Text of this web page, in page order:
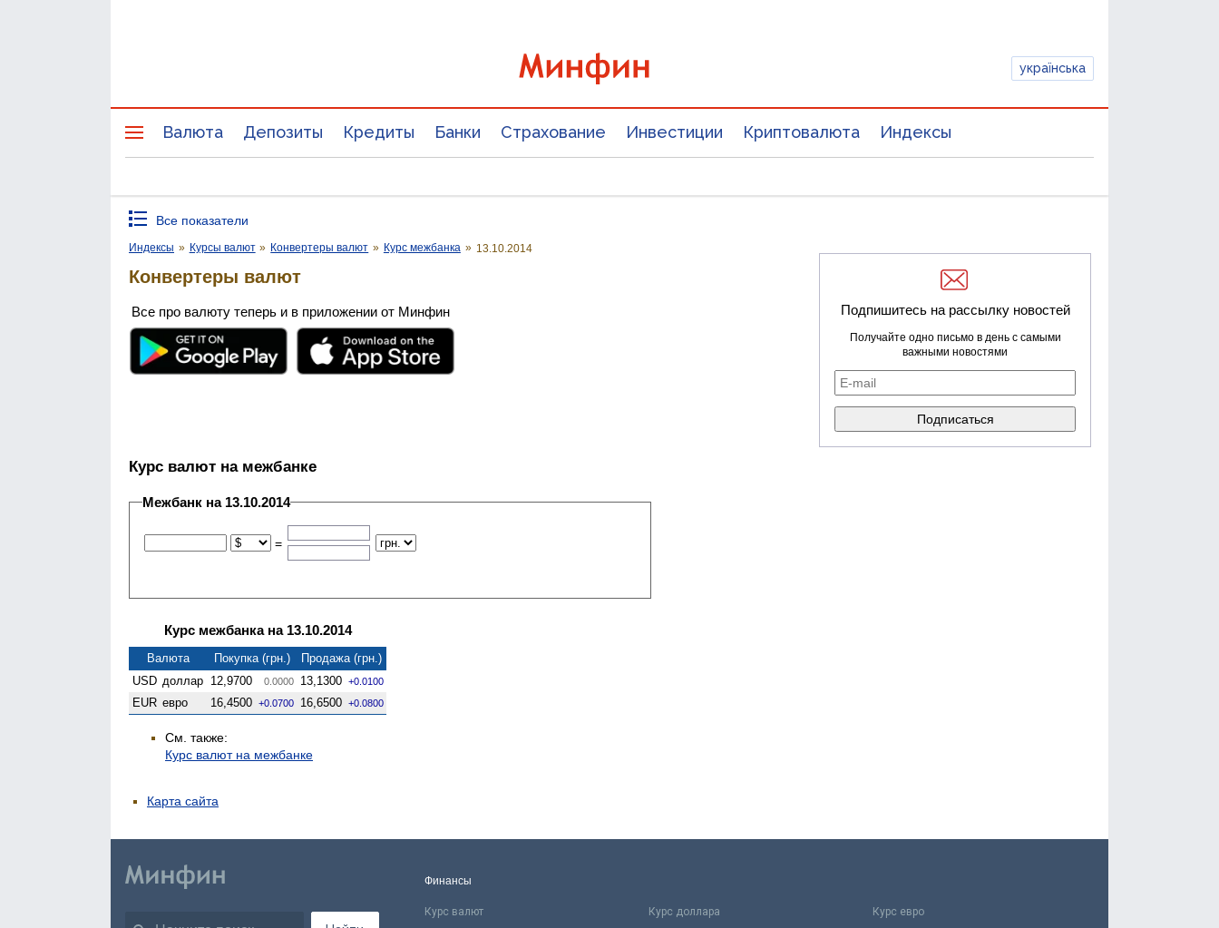
українська
Валюта Депозиты Кредиты Банки Страхование Инвестиции Криптовалюта Индексы
Все показатели
Индексы » Курсы валют » Конвертеры валют » Курс межбанка » 13.10.2014
Конвертеры валют
Все про валюту теперь и в приложении от Минфин
Курс валют на межбанке
Межбанк на 13.10.2014
=
Курс межбанка на 13.10.2014
Валюта Покупка (грн.)
Продажа (грн.)
USD доллар 12,9700 0.0000 13,1300 +0.0100
EUR евро 16,4500 +0.0700 16,6500 +0.0800
См. также:
Курс валют на межбанке
Подпишитесь на рассылку новостей
Получайте одно письмо в день с самыми
важными новостями
Карта сайта
Финансы
Курс валют Курс доллара
Курс евро